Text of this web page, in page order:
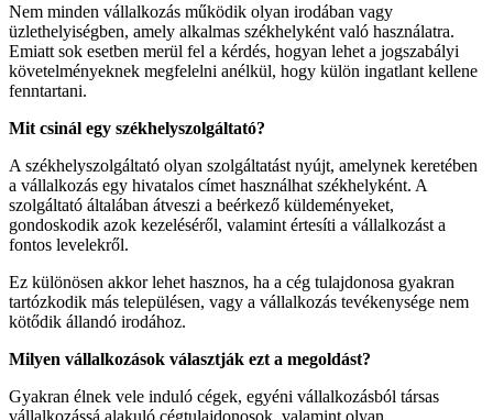
Nem minden vállalkozás működik olyan irodában vagy
üzlethelyiségben, amely alkalmas székhelyként való használatra.
Emiatt sok esetben merül fel a kérdés, hogyan lehet a jogszabályi
követelményeknek megfelelni anélkül, hogy külön ingatlant kellene
fenntartani.
Mit csinál egy székhelyszolgáltató?
A székhelyszolgáltató olyan szolgáltatást nyújt, amelynek keretében
a vállalkozás egy hivatalos címet használhat székhelyként. A
szolgáltató általában átveszi a beérkező küldeményeket,
gondoskodik azok kezeléséről, valamint értesíti a vállalkozást a
fontos levelekről.
Ez különösen akkor lehet hasznos, ha a cég tulajdonosa gyakran
tartózkodik más településen, vagy a vállalkozás tevékenysége nem
kötődik állandó irodához.
Milyen vállalkozások választják ezt a megoldást?
Gyakran élnek vele induló cégek, egyéni vállalkozásból társas
vállalkozássá alakuló cégtulajdonosok, valamint olyan